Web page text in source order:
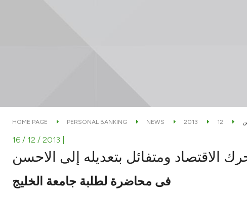
HOME PAGE PERSONAL BANKING NEWS 2013 12
16 / 12 / 2013
الاقتصاد ومتفائل بتعديله إلى الاحسن
فى محاضرة لطلبة جامعة الخليج